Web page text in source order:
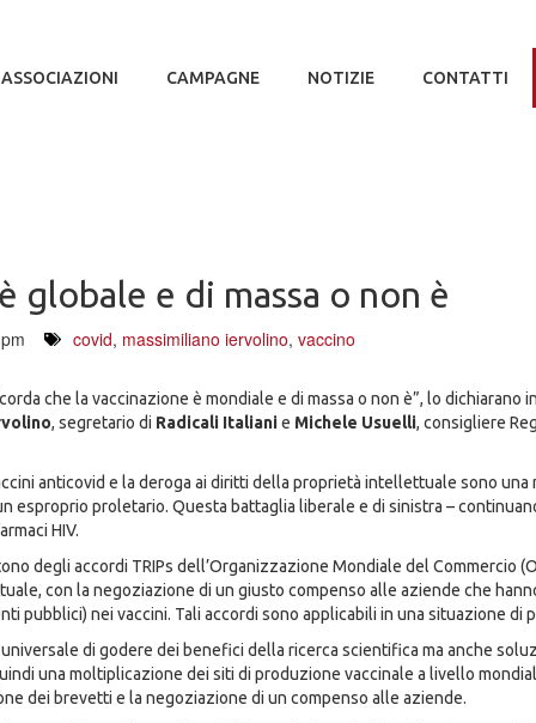
ASSOCIAZIONI CAMPAGNE NOTIZIE CONTATTI
globale e di massa o non è
covid, massimiliano iervolino, vaccino
che la vaccinazione è mondiale e di massa o non è”, lo dichiarano
, segretario di Radicali Italianie Michele Usuelli, consigliere
anticovid e la deroga ai diritti della proprietà intellettuale sono una
esproprio proletario. Questa battaglia liberale e di sinistra –
HIV.
degli accordi TRIPs dell’Organizzazione Mondiale del Commercio
con la negoziazione di un giusto compenso alle aziende che
pubblici) nei vaccini. Tali accordi sono applicabili in una situazione di
di godere dei benefici della ricerca scientifica ma anche
una moltiplicazione dei siti di produzione vaccinale a livello
dei brevetti e la negoziazione di un compenso alle aziende.